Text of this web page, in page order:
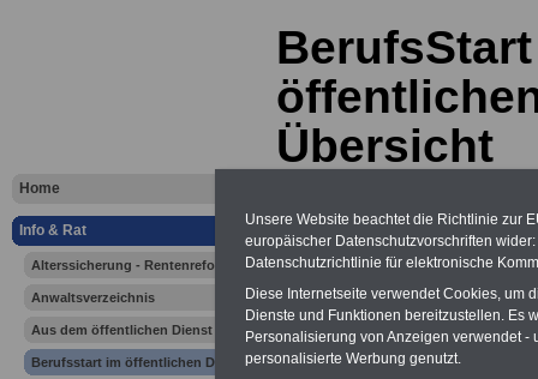
Home
Info & Rat
Alterssicherung - Rentenreform
Anwaltsverzeichnis
Aus dem öffentlichen Dienst
Berufsstart im öffentlichen Dienst
Übersicht
öffentlichen Dienst
Vergleichen und sparen:
Berufsunfähigkeitsabsicherung
-Krankenzusatzversicherung-
Online-Vergleich Gesetzliche
Krankenkassen
Zahnzusatzversicherung-
Unsere Website beachtet die Richtlinie zur
europäischer Datenschutzvorschriften
Datenschutzrichtlinie für elektronische
Diese Internetseite verwendet Cookies, um
Dienste und Funktionen bereitzustellen. Es
Personalisierung von Anzeigen verwendet
personalisierte Werbung genutzt.